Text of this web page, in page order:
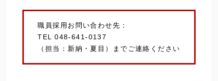
職員採用お問い合わせ先：
TEL 048-641-0137
（担当：新納・夏目）までご連絡ください